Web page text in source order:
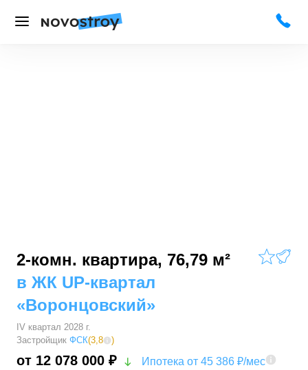
2-комн. квартира, 76,79 м²
в ЖК UP-квартал
«Воронцовский»
IV квартал 2028 г.
Застройщик ФСК(3,8 )
от 12 078 000 ₽ Ипотека от 45 386 ₽/мес